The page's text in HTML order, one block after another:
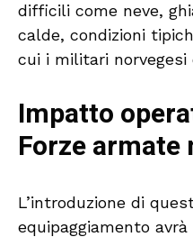
difficili come neve,
calde, condizioni
cui i militari norvegesi
Impatto
Forze armate
L’introduzione di
equipaggiamento